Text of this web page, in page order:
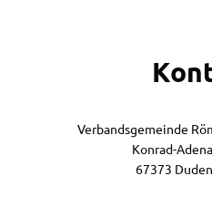
Verbandsgemeinde
Konrad-
67373